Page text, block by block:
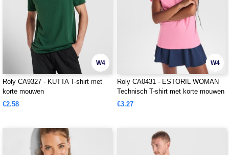
W4
Roly CA9327 - KUTTA T-shirt met
korte mouwen
€2.58
W4
Roly CA0431 - ESTORIL WOMAN
Technisch T-shirt met korte mouwen
en ademende pasvorm
€3.27